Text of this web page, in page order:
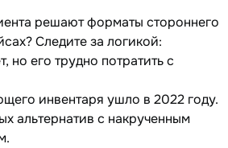
решают форматы стороннего
Следите за логикой:
но его трудно потратить с
инвентаря ушло в 2022 году.
альтернатив с накрученным